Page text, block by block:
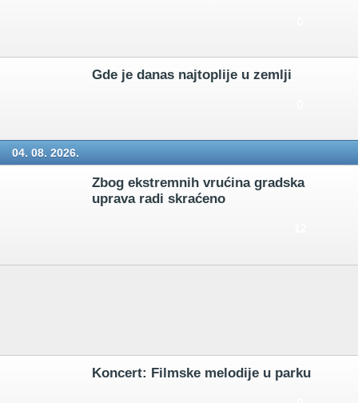
Gde je danas najtoplije u zemlji
04. 08. 2026.
Zbog ekstremnih vrućina gradska
uprava radi skraćeno
Koncert: Filmske melodije u parku